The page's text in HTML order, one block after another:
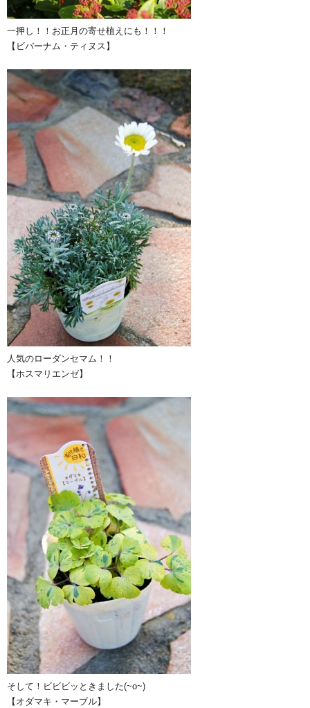
一押し！！お正月の寄せ植えにも！！！
【ビバーナム・ティヌス】
人気のローダンセマム！！
【ホスマリエンゼ】
そして！ビビビッときました(~o~)
【オダマキ・マーブル】